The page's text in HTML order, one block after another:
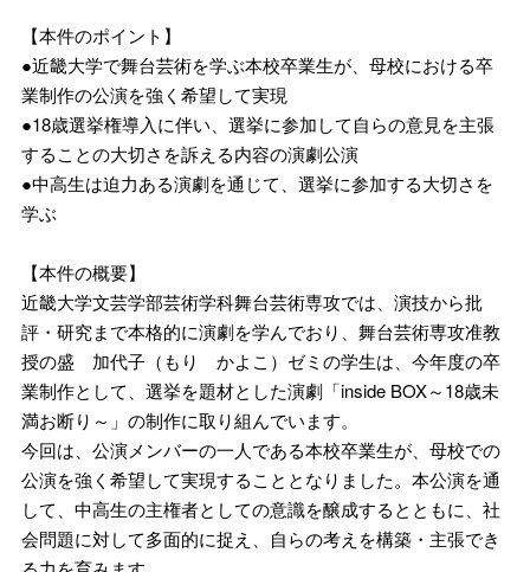
【本件のポイント】
●近畿大学で舞台芸術を学ぶ本校卒業生が、母校における卒
業制作の公演を強く希望して実現
●18歳選挙権導入に伴い、選挙に参加して自らの意見を主張
することの大切さを訴える内容の演劇公演
●中高生は迫力ある演劇を通じて、選挙に参加する大切さを
学ぶ
【本件の概要】
近畿大学文芸学部芸術学科舞台芸術専攻では、演技から批
評・研究まで本格的に演劇を学んでおり、舞台芸術専攻准教
授の盛 加代子（もり かよこ）ゼミの学生は、今年度の卒
業制作として、選挙を題材とした演劇「inside BOX～18歳未
満お断り～」の制作に取り組んでいます。
今回は、公演メンバーの一人である本校卒業生が、母校での
公演を強く希望して実現することとなりました。本公演を通
して、中高生の主権者としての意識を醸成するとともに、社
会問題に対して多面的に捉え、自らの考えを構築・主張でき